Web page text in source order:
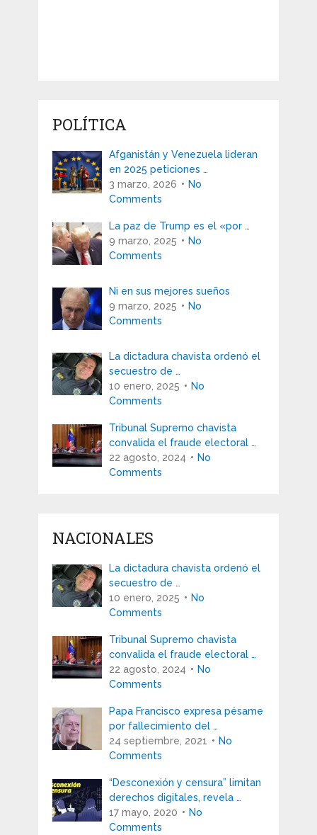
POLÍTICA
Afganistán y Venezuela lideran
en 2025 peticiones …
3 marzo, 2026
No
Comments
La paz de Trump es el «por …
9 marzo, 2025
No
Comments
Ni en sus mejores sueños
9 marzo, 2025
No
Comments
La dictadura chavista ordenó el
secuestro de …
10 enero, 2025
No
Comments
Tribunal Supremo chavista
convalida el fraude electoral …
22 agosto, 2024
No
Comments
NACIONALES
La dictadura chavista ordenó el
secuestro de …
10 enero, 2025
No
Comments
Tribunal Supremo chavista
convalida el fraude electoral …
22 agosto, 2024
No
Comments
Papa Francisco expresa pésame
por fallecimiento del …
24 septiembre, 2021
No
Comments
“Desconexión y censura” limitan
derechos digitales, revela …
17 mayo, 2020
No
Comments